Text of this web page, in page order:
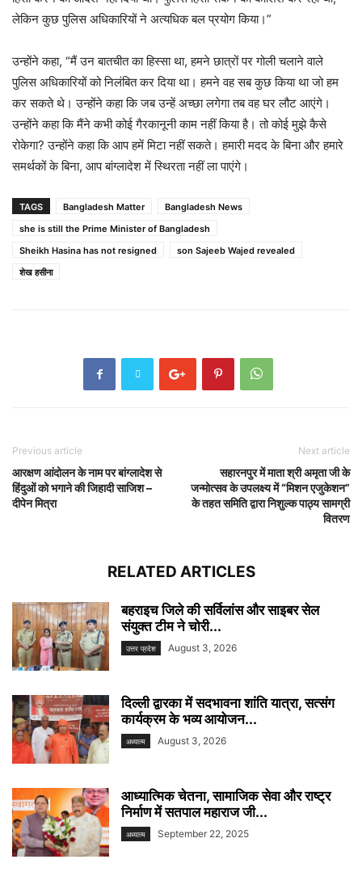
लेकिन कुछ पुलिस अधिकारियों ने अत्यधिक बल प्रयोग किया।”
उन्होंने कहा, “मैं उन बातचीत का हिस्सा था, हमने छात्रों पर गोली चलाने वाले
पुलिस अधिकारियों को निलंबित कर दिया था। हमने वह सब कुछ किया था जो हम
कर सकते थे। उन्होंने कहा कि जब उन्हें अच्छा लगेगा तब वह घर लौट आएंगे।
उन्होंने कहा कि मैंने कभी कोई गैरकानूनी काम नहीं किया है। तो कोई मुझे कैसे
रोकेगा? उन्होंने कहा कि आप हमें मिटा नहीं सकते। हमारी मदद के बिना और हमारे
समर्थकों के बिना, आप बांग्लादेश में स्थिरता नहीं ला पाएंगे।
TAGS Bangladesh Matter
Bangladesh News
she is still the Prime Minister of Bangladesh
Sheikh Hasina has not resigned
son Sajeeb Wajed revealed
शेख हसीना
Previous article
आरक्षण आंदोलन के नाम पर बांग्लादेश से
हिंदुओं को भगाने की जिहादी साजिश –
दीपेन मित्रा
Next article
सहारनपुर में माता श्री अमृता जी के
जन्मोत्सव के उपलक्ष्य में “मिशन एजुकेशन”
के तहत समिति द्वारा निशुल्क पाठ्य सामग्री
वितरण
RELATED ARTICLES
बहराइच जिले की सर्विलांस और साइबर सेल
संयुक्त टीम ने चोरी...
उत्तर प्रदेश August 3, 2026
दिल्ली द्वारका में सदभावना शांति यात्रा, सत्संग
कार्यक्रम के भव्य आयोजन...
अध्यात्म August 3, 2026
आध्यात्मिक चेतना, सामाजिक सेवा और राष्ट्र
निर्माण में सतपाल महाराज जी...
अध्यात्म September 22, 2025